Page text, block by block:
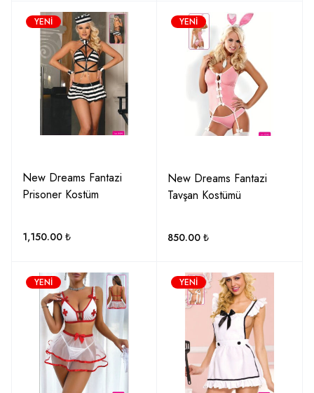
YENI
New Dreams Fantazi
Prisoner Kostüm
1,150.00 ₺
YENI
New Dreams Fantazi
Tavşan Kostümü
850.00 ₺
YENI YENI